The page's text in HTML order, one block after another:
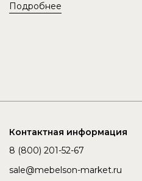
Подробнее
Контактная информация
8 (800) 201-52-67
sale@mebelson-market.ru